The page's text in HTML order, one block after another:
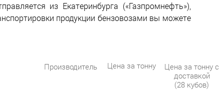
из Екатеринбурга («Газпромнефть»),
продукции бензовозами вы можете
Производитель Цена за тонну
Цена за тонну с
доставкой
(28 кубов)